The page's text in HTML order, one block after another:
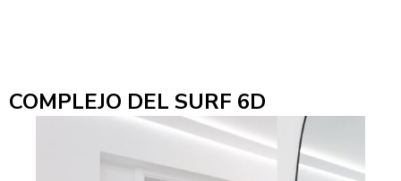
COMPLEJO DEL SURF 6D